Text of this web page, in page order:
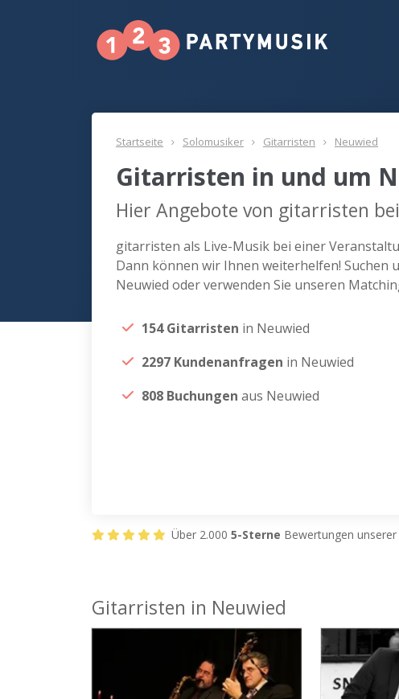
Startseite Solomusiker Gitarristen Neuwied
Gitarristen in und um
Hier Angebote von gitarristen
gitarristen als Live-Musik bei einer
Dann können wir Ihnen weiterhelfen! Suchen
Neuwied oder verwenden Sie unseren
154 Gitarristen in Neuwied
2297 Kundenanfragen in Neuwied
808 Buchungen aus Neuwied
Über 2.000 5-Sterne Bewertungen
Gitarristen in Neuwied